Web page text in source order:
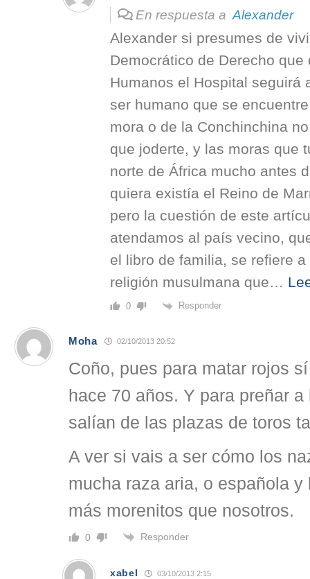
En respuesta a Alexander
Alexander si presumes de
Democrático de Derecho
Humanos el Hospital seguirá
ser humano que se
mora o de la Conchinchina
que joderte, y las moras que
norte de África mucho antes
quiera existía el Reino de
pero la cuestión de este
atendamos al país vecino,
el libro de familia, se refiere a
religión musulmana que…
0 Responder
Moha 02/10/2013 20:52
Coño, pues para matar rojos
hace 70 años. Y para preñar
salían de las plazas de toros
A ver si vais a ser cómo los
mucha raza aria, o española
más morenitos que nosotros.
0 Responder
xabel 03/10/2013 2:15